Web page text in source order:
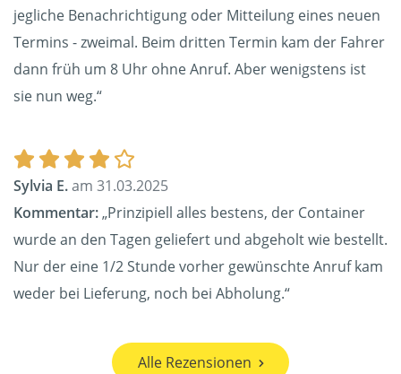
jegliche Benachrichtigung oder Mitteilung eines neuen
Termins - zweimal. Beim dritten Termin kam der Fahrer
dann früh um 8 Uhr ohne Anruf. Aber wenigstens ist
sie nun weg.“
Sylvia E.am 31.03.2025
Kommentar:„Prinzipiell alles bestens, der Container
wurde an den Tagen geliefert und abgeholt wie bestellt.
Nur der eine 1/2 Stunde vorher gewünschte Anruf kam
weder bei Lieferung, noch bei Abholung.“
Alle Rezensionen